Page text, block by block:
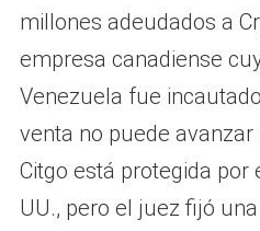
millones adeudados a
empresa canadiense
Venezuela fue
venta no puede
Citgo está protegida por
UU., pero el juez fijó